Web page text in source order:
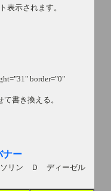
表示されます。
border="0"
書き換える。
ナー
リン Ｄ ディーゼル